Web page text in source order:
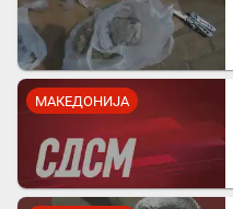
МАКЕДОНИЈА